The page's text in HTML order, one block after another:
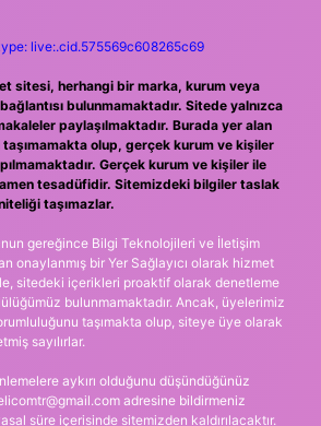
live:.cid.575569c608265c69
sitesi, herhangi bir marka, kurum veya
bulunmamaktadır. Sitede yalnızca
paylaşılmaktadır. Burada yer alan
olup, gerçek kurum ve kişiler
Gerçek kurum ve kişiler ile
tesadüfidir. Sitemizdeki bilgiler taslak
taşımazlar.
gereğince Bilgi Teknolojileri ve İletişim
onaylanmış bir Yer Sağlayıcı olarak hizmet
sitedeki içerikleri proaktif olarak denetleme
bulunmamaktadır. Ancak, üyelerimiz
taşımakta olup, siteye üye olarak
sayılırlar.
aykırı olduğunu düşündüğünüz
adresine bildirmeniz
süre içerisinde sitemizden kaldırılacaktır.